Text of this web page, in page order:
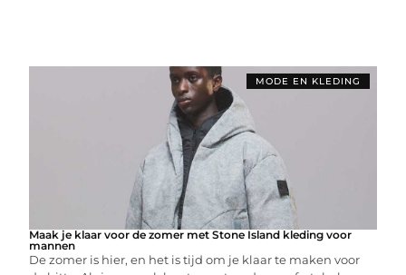
MODE EN KLEDING
Maak je klaar voor de zomer met Stone Island kleding voor
mannen
De zomer is hier, en het is tijd om je klaar te maken voor